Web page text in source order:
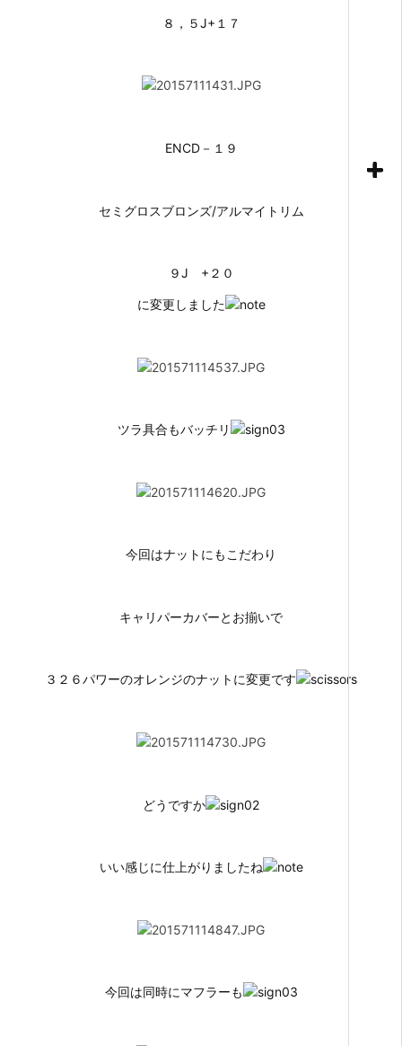
８，５J+１７
ENCD－１９
セミグロスブロンズ/アルマイトリム
９J +２０
に変更しました
ツラ具合もバッチリ
今回はナットにもこだわり
キャリパーカバーとお揃いで
３２６パワーのオレンジのナットに変更です
どうですか
いい感じに仕上がりましたね
今回は同時にマフラーも